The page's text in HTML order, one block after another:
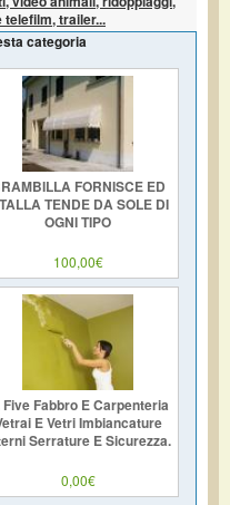
telefilm, trailer...
categoria
FORNISCE ED
TENDE DA SOLE DI
OGNI TIPO
100,00€
Five Fabbro E Carpenteria
E Vetri Imbiancature
Serrature E Sicurezza.
0,00€